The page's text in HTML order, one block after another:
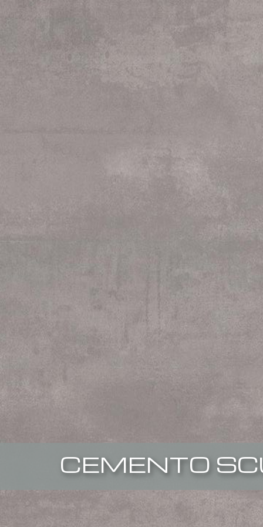
CEMENTO